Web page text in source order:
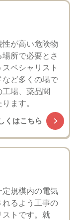
が高い危険物
所で必要とさ
ペシャリスト
など多くの場で
場、薬品関
ます。
くはこちら
定規模内の電気
れるよう工事の
ストです。就